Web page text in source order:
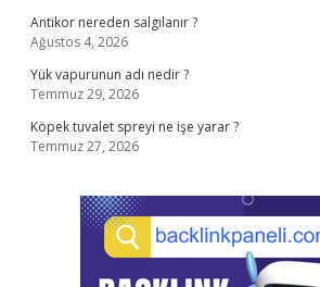
Antikor nereden salgılanır ?
Ağustos 4, 2026
Yük vapurunun adı nedir ?
Temmuz 29, 2026
Köpek tuvalet spreyi ne işe yarar ?
Temmuz 27, 2026